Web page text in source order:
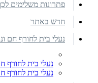
פתרונות משלימים
חדש באתר
נעלי בית לחורף חם
נעלי בית לחורף
נעלי בית לחורף